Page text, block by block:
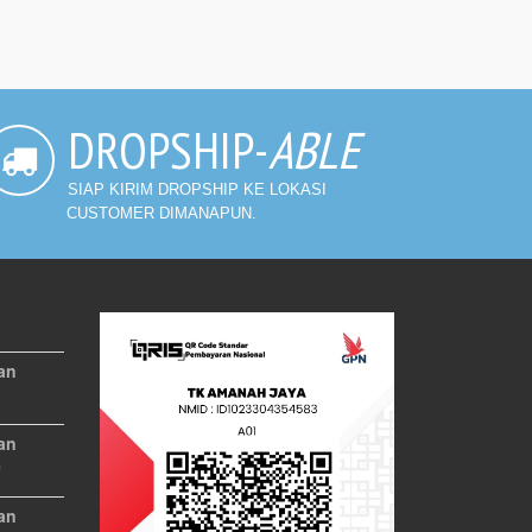
DROPSHIP-ABLE
SIAP KIRIM DROPSHIP KE LOKASI
CUSTOMER DIMANAPUN.